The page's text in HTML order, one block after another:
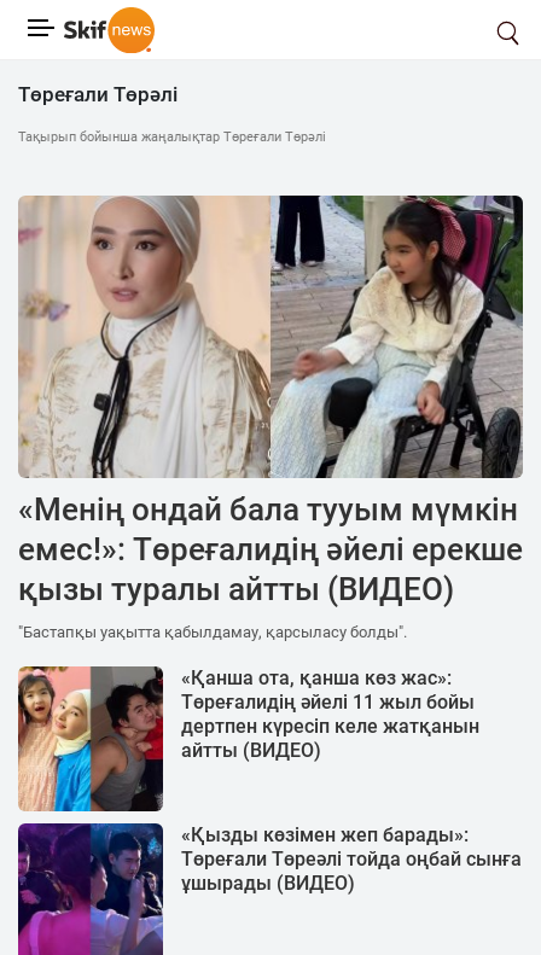
Төреғали Төрәлі
Тақырып бойынша жаңалықтар Төреғали Төрәлі
«Менің ондай бала тууым мүмкін
емес!»: Төреғалидің әйелі ерекше
қызы туралы айтты (ВИДЕО)
"Бастапқы уақытта қабылдамау, қарсыласу болды".
«Қанша ота, қанша көз жас»:
Төреғалидің әйелі 11 жыл бойы
дертпен күресіп келе жатқанын
айтты (ВИДЕО)
«Қызды көзімен жеп барады»:
Төреғали Төреәлі тойда оңбай сынға
ұшырады (ВИДЕО)